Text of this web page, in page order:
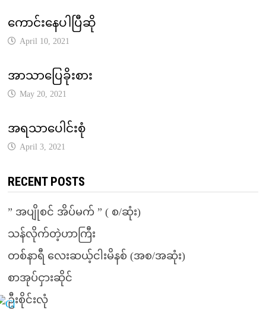
ကောင်းနေပါပြီဆို
April 10, 2021
အာသာပြေခိုးစား
May 20, 2021
အရသာပေါင်းစုံ
April 3, 2021
RECENT POSTS
” အပျိုစင် အိပ်မက် ” ( စ/ဆုံး)
သန်လိုက်တဲ့ဟာကြီး
တစ်နာရီ လေးဆယ့်ငါးမိနစ် (အစ/အဆုံး)
စာအုပ်ငှားဆိုင်
ဦးစိုင်းလုံ